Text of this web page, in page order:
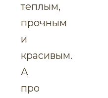
теплым,
прочным
и
красивым.
А
про